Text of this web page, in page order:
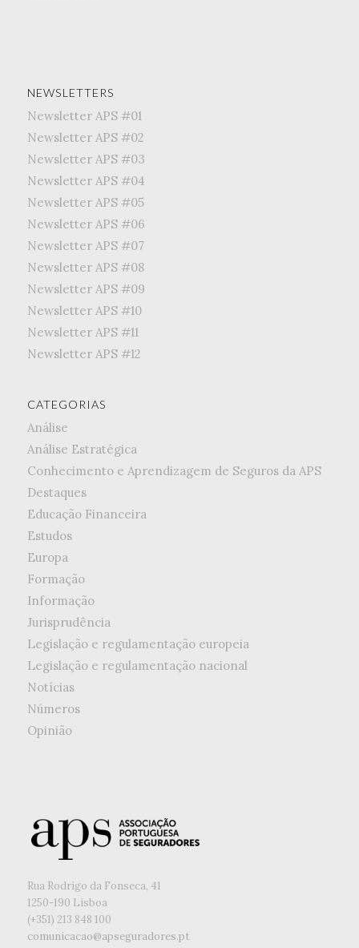
NEWSLETTERS
Newsletter APS #01
Newsletter APS #02
Newsletter APS #03
Newsletter APS #04
Newsletter APS #05
Newsletter APS #06
Newsletter APS #07
Newsletter APS #08
Newsletter APS #09
Newsletter APS #10
Newsletter APS #11
Newsletter APS #12
CATEGORIAS
Análise
Análise Estratégica
Conhecimento e Aprendizagem de Seguros da APS
Destaques
Educação Financeira
Estudos
Europa
Formação
Informação
Jurisprudência
Legislação e regulamentação europeia
Legislação e regulamentação nacional
Notícias
Números
Opinião
Rua Rodrigo da Fonseca, 41
1250-190 Lisboa
(+351) ‭213 848 100
comunicacao@apseguradores.pt